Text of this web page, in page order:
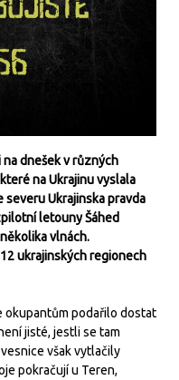
dnešek v různých
na Ukrajinu vyslala
severu Ukrajinska pravda
letouny Šáhed
vlnách.
ukrajinských regionech
okupantům podařilo dostat
jisté, jestli se tam
však vytlačily
pokračují u Teren,